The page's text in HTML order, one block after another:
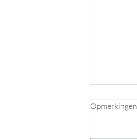
Opmerkingen